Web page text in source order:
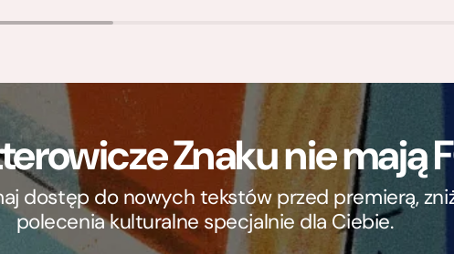
Znaku nie mają
dostęp do nowych tekstów przed premierą,
polecenia kulturalne specjalnie dla Ciebie.